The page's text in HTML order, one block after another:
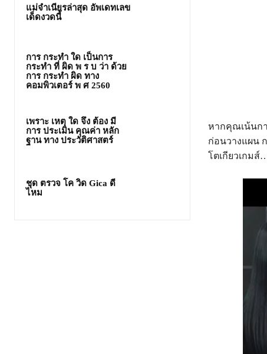
แม่จําเนียรล่าสุด อัพเดทเลข
เด็ดงวดนี้
การ กระทำ ใด เป็นการ
กระทำ ที่ ผิด พ ร บ ว่า ด้วย
การ กระทำ ผิด ทาง
คอมพิวเตอร์ พ ศ 2560
เพราะ เหตุ ใด จึง ต้อง มี
การ ประเมิน คุณค่า หลัก
ฐาน ทาง ประวัติศาสตร์
ชุด ตรวจ โค วิด Gica ดี
ไหม
หากคุณเน้นก
ก่อนวางแผน
โตเกียวเกมส์